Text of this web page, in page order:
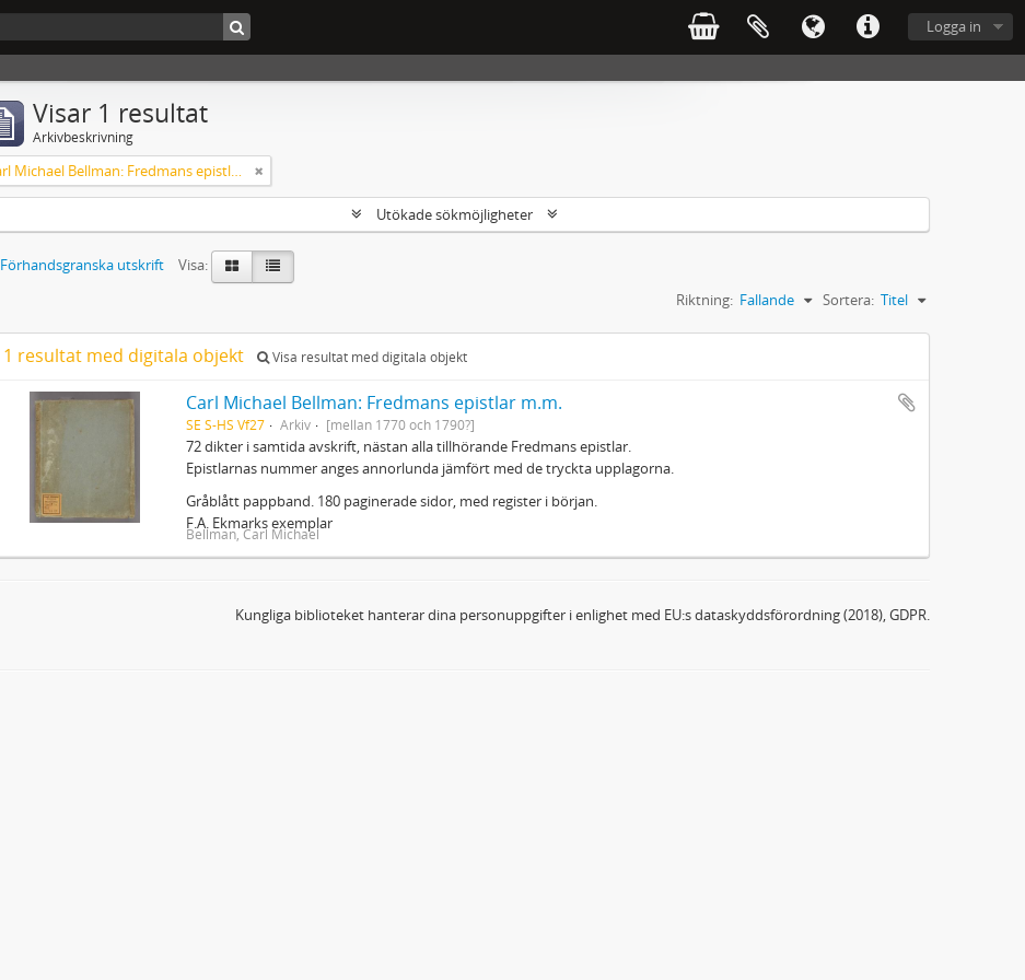
Logga in
Visar 1 resultat
Arkivbeskrivning
Carl Michael Bellman: Fredmans epistlar m.m.
Utökade sökmöjligheter
Förhandsgranska utskrift
Visa:
Sortera: Titel
Riktning: Fallande
1 resultat med digitala objekt Visa resultat med digitala objekt
Carl Michael Bellman: Fredmans epistlar m.m.
SE S-HS Vf27 Arkiv [mellan 1770 och 1790?]
72 dikter i samtida avskrift, nästan alla tillhörande Fredmans epistlar.
Epistlarnas nummer anges annorlunda jämfört med de tryckta upplagorna.
Gråblått pappband. 180 paginerade sidor, med register i början.
F.A. Ekmarks exemplar
Bellman, Carl Michael
Kungliga biblioteket hanterar dina personuppgifter i enlighet med EU:s dataskyddsförordning (2018), GDPR.